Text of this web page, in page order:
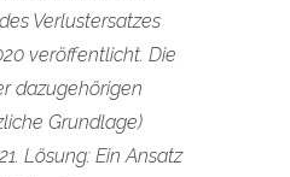
Verlustersatzes
veröffentlicht. Die
dazugehörigen
Grundlage)
Lösung: Ein Ansatz